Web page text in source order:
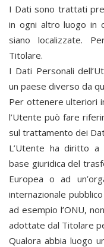
I Dati sono trattati
in ogni altro luogo in
siano localizzate.
Titolare.
I Dati Personali
un paese diverso da
Per ottenere ulteriori
l’Utente può fare
sul trattamento dei
L’Utente ha diritto
base giuridica del
Europea o ad
internazionale
ad esempio l’ONU,
adottate dal Titolare
Qualora abbia luogo